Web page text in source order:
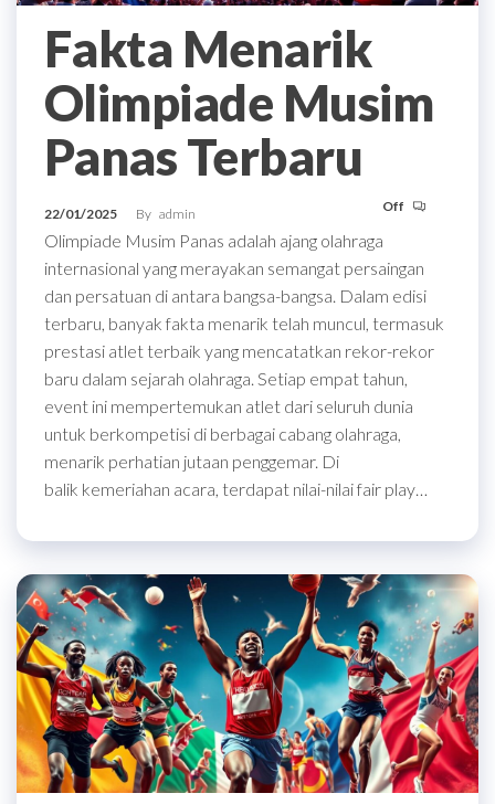
Fakta Menarik
Olimpiade Musim
Panas Terbaru
22/01/2025 By admin Off
Olimpiade Musim Panas adalah ajang olahraga
internasional yang merayakan semangat persaingan
dan persatuan di antara bangsa-bangsa. Dalam edisi
terbaru, banyak fakta menarik telah muncul, termasuk
prestasi atlet terbaik yang mencatatkan rekor-rekor
baru dalam sejarah olahraga. Setiap empat tahun,
event ini mempertemukan atlet dari seluruh dunia
untuk berkompetisi di berbagai cabang olahraga,
menarik perhatian jutaan penggemar. Di
balik kemeriahan acara, terdapat nilai-nilai fair play…